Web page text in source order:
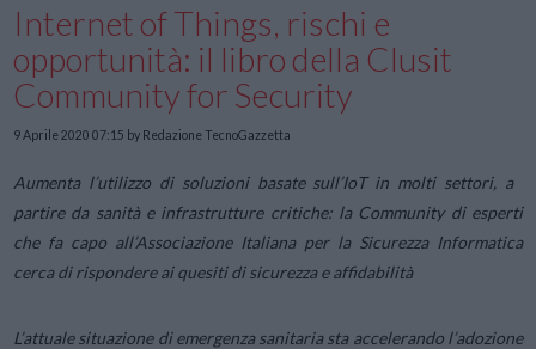
Internet of Things, rischi e
opportunità: il libro della Clusit
Community for Security
9 Aprile 2020 07:15 by Redazione TecnoGazzetta
Aumenta l’utilizzo di soluzioni basate sull’IoT in molti settori, a
partire da sanità e infrastrutture critiche: la Community di esperti
che fa capo all’Associazione Italiana per la Sicurezza Informatica
cerca di rispondere ai quesiti di sicurezza e affidabilità
L’attuale situazione di emergenza sanitaria sta accelerando l’adozione